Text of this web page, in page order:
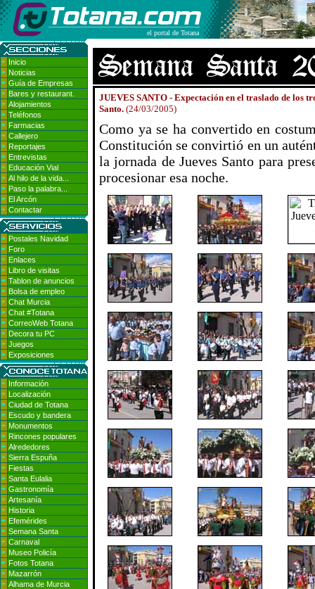
el portal de Totana
Inicio
Noticias
Guía de Empresas
Bares y restaurant.
Alojamientos
Teléfonos
Farmacias
Callejero
Reportajes
Entrevistas
Educación Vial
Al hilo de la vida...
Paso la palabra...
El Arcón
Contactar
Postales Navidad
Foro
Enlaces
Libro de visitas
Tablon de anuncios
Bolsa de empleo
Chat Murcia
Chat #Totana
CorreoWeb Totana
Decora tu PC
Juegos
Exposiciones
Información
Localización
Ciudad de Totana
Escudo y bandera
Monumentos
Rincones populares
Alrededores
Sierra Espuña
Fiestas
Santa Eulalia
Gastronomía
Artesanía
Historia
Efemérides
Semana Santa
Carnaval
Museo Policía
Fotos Totana
Mazarrón
Alhama de Murcia
JUEVES SANTO - Expectación en el traslado de los
Santo. (24/03/2005)
Como ya se ha convertido en
Constitución se convirtió en un
la jornada de Jueves Santo para
procesionar esa noche.